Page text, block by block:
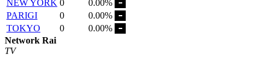
NEW YORK 0
0.00%
PARIGI
0
0.00%
TOKYO
0
0.00%
Network Rai
TV